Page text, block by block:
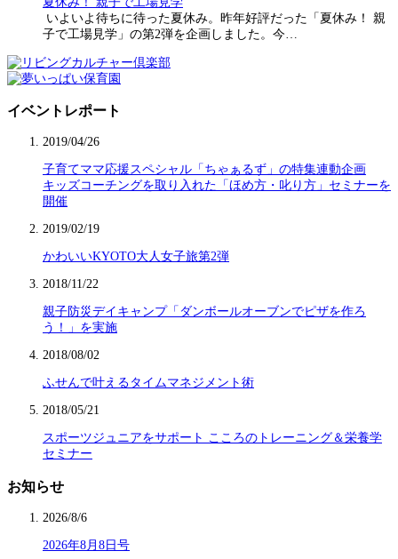
いよいよ待ちに待った夏休み。昨年好評だった「夏休み！ 親
子で工場見学」の第2弾を企画しました。今…
イベントレポート
2019/04/26
子育てママ応援スペシャル「ちゃぁるず」の特集連動企画
キッズコーチングを取り入れた「ほめ方・叱り方」セミナーを
開催
2019/02/19
かわいいKYOTO大人女子旅第2弾
2018/11/22
親子防災デイキャンプ「ダンボールオーブンでピザを作ろ
う！」を実施
2018/08/02
ふせんで叶えるタイムマネジメント術
2018/05/21
スポーツジュニアをサポート こころのトレーニング＆栄養学
セミナー
お知らせ
2026/8/6
2026年8月8日号